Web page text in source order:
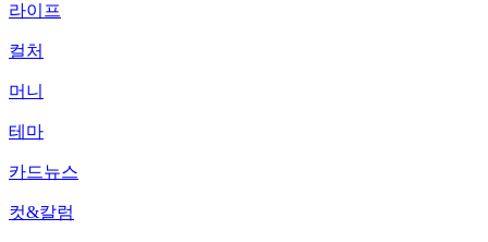
라이프
컬처
머니
테마
카드뉴스
컷&칼럼